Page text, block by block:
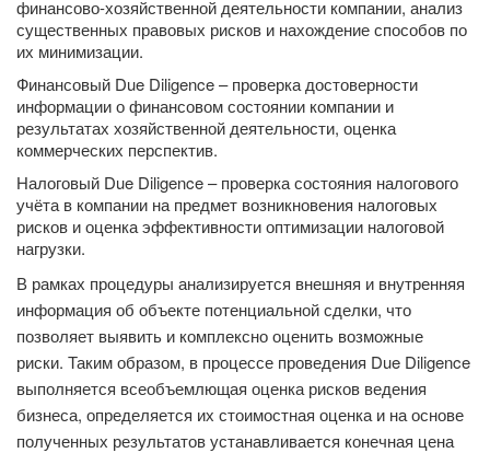
финансово-хозяйственной деятельности компании, анализ
существенных правовых рисков и нахождение способов по
их минимизации.
Финансовый Due Diligence – проверка достоверности
информации о финансовом состоянии компании и
результатах хозяйственной деятельности, оценка
коммерческих перспектив.
Налоговый Due Diligence – проверка состояния налогового
учёта в компании на предмет возникновения налоговых
рисков и оценка эффективности оптимизации налоговой
нагрузки.
В рамках процедуры анализируется внешняя и внутренняя
информация об объекте потенциальной сделки, что
позволяет выявить и комплексно оценить возможные
риски. Таким образом, в процессе проведения Due Diligence
выполняется всеобъемлющая оценка рисков ведения
бизнеса, определяется их стоимостная оценка и на основе
полученных результатов устанавливается конечная цена